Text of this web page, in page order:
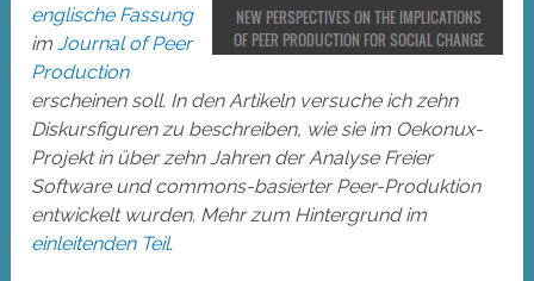
englische Fassung
imJournal of Peer
Production
erscheinen soll. In den Artikeln versuche ich zehn
Diskursfiguren zu beschreiben, wie sie im Oekonux-
Projekt in über zehn Jahren der Analyse Freier
Software und commons-basierter Peer-Produktion
entwickelt wurden. Mehr zum Hintergrund im
einleitenden Teil.